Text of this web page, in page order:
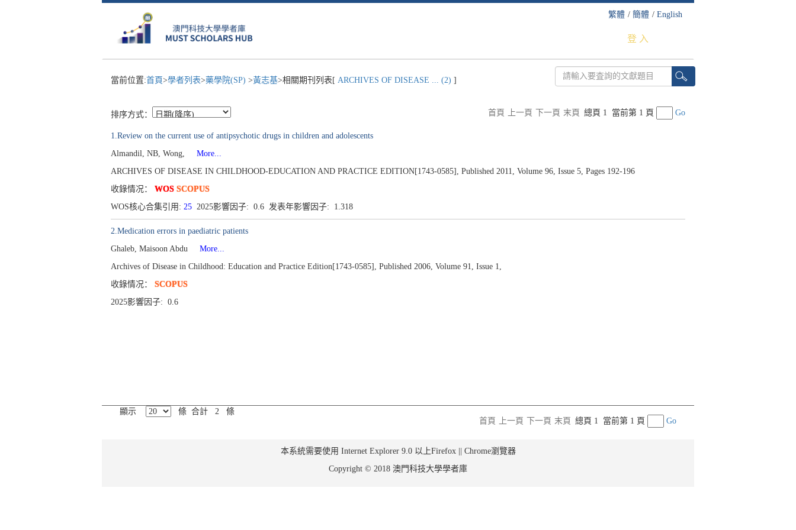
繁體 / 簡體 / English
登 入
當前位置:首頁>學者列表>藥學院(SP) >黃志基>相關期刊列表[ ARCHIVES OF DISEASE ... (2) ]
排序方式： 首頁 上一頁 下一頁 末頁 總頁 1 當前第 1 頁 Go
1.Review on the current use of antipsychotic drugs in children and adolescents
Almandil, NB, Wong,
More...
ARCHIVES OF DISEASE IN CHILDHOOD-EDUCATION AND PRACTICE EDITION[1743-0585], Published 2011, Volume 96, Issue 5, Pages 192-196
收錄情况： WOS SCOPUS
WOS核心合集引用: 25 2025影響因子: 0.6 发表年影響因子: 1.318
2.Medication errors in paediatric patients
Ghaleb, Maisoon Abdu
More...
Archives of Disease in Childhood: Education and Practice Edition[1743-0585], Published 2006, Volume 91, Issue 1,
收錄情况： SCOPUS
2025影響因子: 0.6
顯示
條 合計 2 條
首頁
上一頁 下一頁 末頁 總頁 1 當前第 1 頁 Go
本系統需要使用 Internet Explorer 9.0 以上Firefox || Chrome瀏覽器
Copyright © 2018 澳門科技大學學者庫